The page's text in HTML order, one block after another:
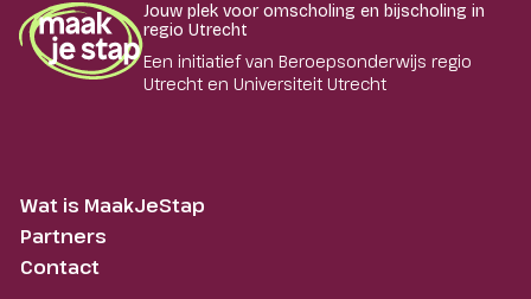
Jouw plek voor omscholing en bijscholing in
regio Utrecht
Een initiatief van Beroepsonderwijs regio
Utrecht en Universiteit Utrecht
Wat is MaakJeStap
Partners
Contact